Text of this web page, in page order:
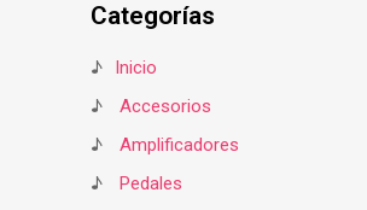
Categorías
♪
Inicio
♪
Accesorios
♪
Amplificadores
♪
Pedales